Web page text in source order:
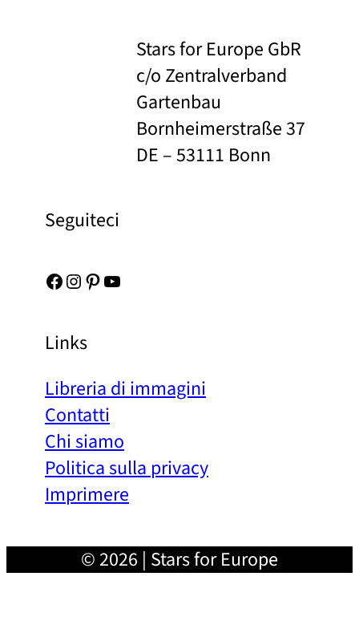
Stars for Europe GbR
c/o Zentralverband
Gartenbau
Bornheimerstraße 37
DE – 53111 Bonn
Seguiteci
Facebook Instagram Pinterest YouTube
Links
Libreria di immagini
Contatti
Chi siamo
Politica sulla privacy
Imprimere
© 2026 | Stars for Europe